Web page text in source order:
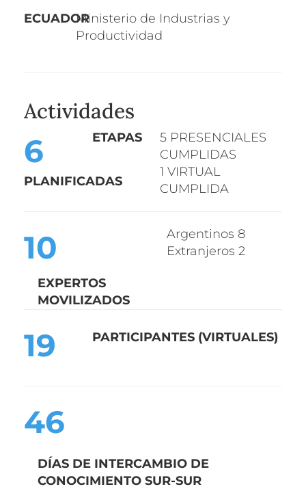
ECUADORMinisterio de Industrias y
Productividad
Actividades
6 ETAPAS
PLANIFICADAS
5 PRESENCIALES
CUMPLIDAS
1 VIRTUAL
CUMPLIDA
10
EXPERTOS
MOVILIZADOS
Argentinos 8
Extranjeros 2
19 PARTICIPANTES (VIRTUALES)
46
DÍAS DE INTERCAMBIO DE
CONOCIMIENTO SUR-SUR